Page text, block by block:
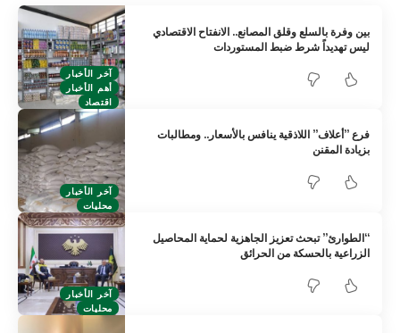
آخر الأخبار
أهم الأخبار
اقتصاد
بين وفرة بالسلع وقلق المصانع.. الانفتاح الاقتصادي
ليس تهديداً شرط ضبط المستوردات
آخر الأخبار
محليات
فرع ”أعلاف” اللاذقية ينافس بالأسعار.. ومطالبات
بزيادة المقنن
آخر الأخبار
محليات
“الطوارئ” تبحث تعزيز الجاهزية لحماية المحاصيل
الزراعية بالحسكة من الحرائق